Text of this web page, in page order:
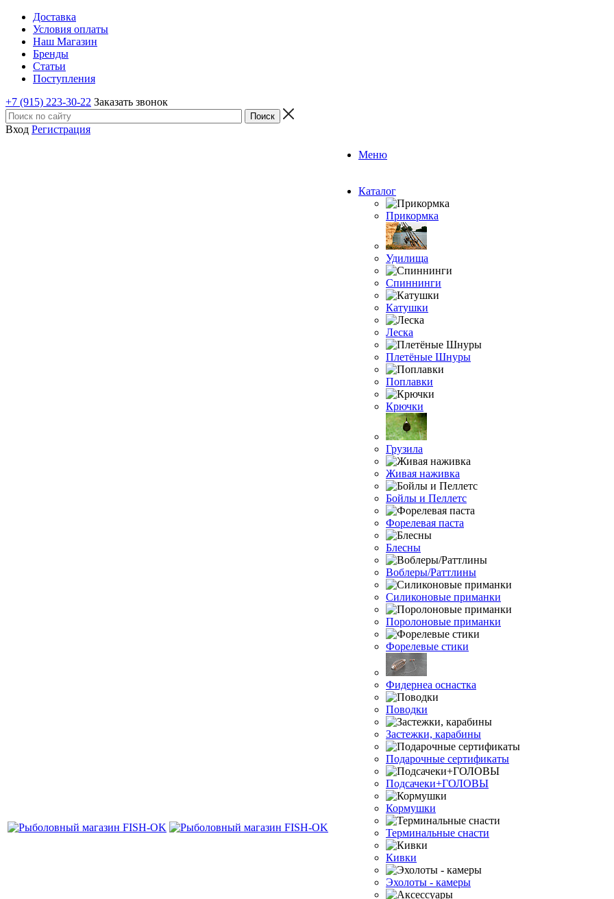
Доставка
Условия оплаты
Наш Магазин
Бренды
Статьи
Поступления
+7 (915) 223-30-22 Заказать звонок
Вход Регистрация
Меню
Каталог
Прикормка
Удилища
Спиннинги
Катушки
Леска
Плетёные Шнуры
Поплавки
Крючки
Грузила
Живая наживка
Бойлы и Пеллетс
Форелевая паста
Блесны
Воблеры/Раттлины
Силиконовые приманки
Поролоновые приманки
Форелевые стики
Фидернеа оснастка
Поводки
Застежки, карабины
Подарочные сертификаты
Подсачеки+ГОЛОВЫ
Кормушки
Терминальные снасти
Кивки
Эхолоты - камеры